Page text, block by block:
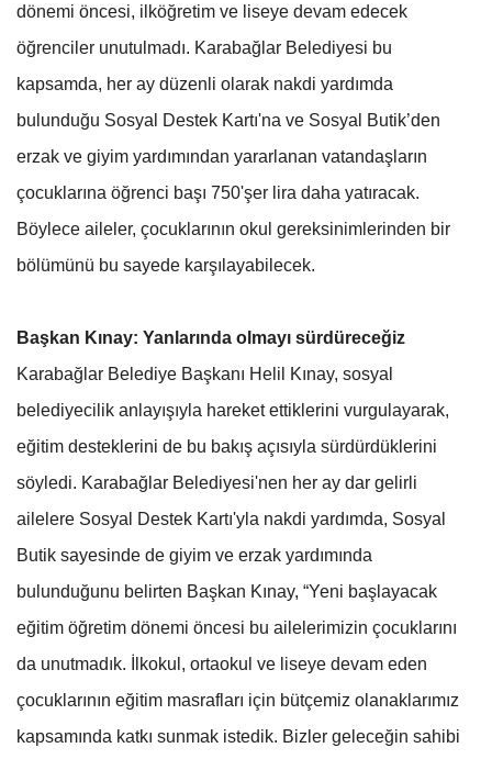
dönemi öncesi, ilköğretim ve liseye devam edecek
öğrenciler unutulmadı. Karabağlar Belediyesi bu
kapsamda, her ay düzenli olarak nakdi yardımda
bulunduğu Sosyal Destek Kartı'na ve Sosyal Butik’den
erzak ve giyim yardımından yararlanan vatandaşların
çocuklarına öğrenci başı 750'şer lira daha yatıracak.
Böylece aileler, çocuklarının okul gereksinimlerinden bir
bölümünü bu sayede karşılayabilecek.
Başkan Kınay: Yanlarında olmayı sürdüreceğiz
Karabağlar Belediye Başkanı Helil Kınay, sosyal
belediyecilik anlayışıyla hareket ettiklerini vurgulayarak,
eğitim desteklerini de bu bakış açısıyla sürdürdüklerini
söyledi. Karabağlar Belediyesi'nen her ay dar gelirli
ailelere Sosyal Destek Kartı'yla nakdi yardımda, Sosyal
Butik sayesinde de giyim ve erzak yardımında
bulunduğunu belirten Başkan Kınay, “Yeni başlayacak
eğitim öğretim dönemi öncesi bu ailelerimizin çocuklarını
da unutmadık. İlkokul, ortaokul ve liseye devam eden
çocuklarının eğitim masrafları için bütçemiz olanaklarımız
kapsamında katkı sunmak istedik. Bizler geleceğin sahibi